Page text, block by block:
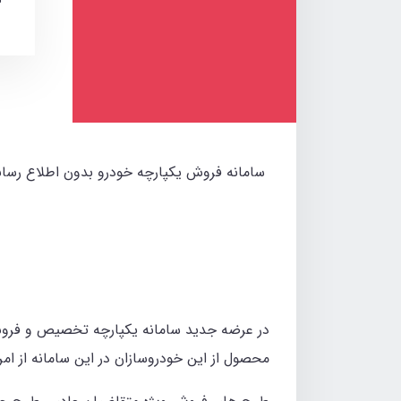
سامانه فروش یکپارچه خودرو بدون اطلاع
محصول از این خودروسازان در این سامانه از امروز دوشنبه ۲۴ مهرماه تا پنجشنبه ۲۷